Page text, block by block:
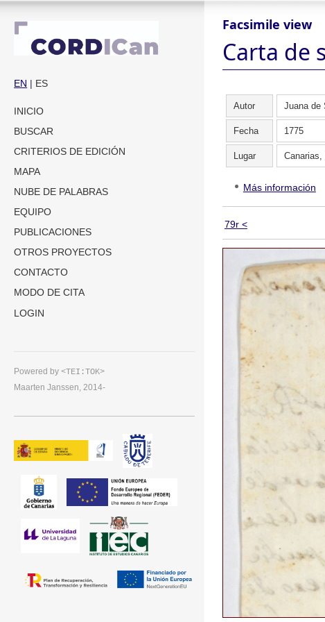
EN | ES
INICIO
BUSCAR
CRITERIOS DE EDICIÓN
MAPA
NUBE DE PALABRAS
EQUIPO
PUBLICACIONES
OTROS PROYECTOS
CONTACTO
MODO DE CITA
LOGIN
Powered by<TEI:TOK>
Maarten Janssen, 2014-
Facsimile view
Carta de
Autor Juana de
Fecha 1775
Lugar Canarias,
Más información
79r <